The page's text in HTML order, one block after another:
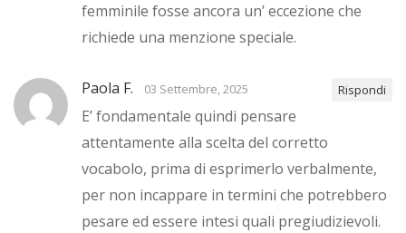
femminile fosse ancora un’ eccezione che
richiede una menzione speciale.
Paola F. 03 Settembre, 2025 Rispondi
E’ fondamentale quindi pensare
attentamente alla scelta del corretto
vocabolo, prima di esprimerlo verbalmente,
per non incappare in termini che potrebbero
pesare ed essere intesi quali pregiudizievoli.